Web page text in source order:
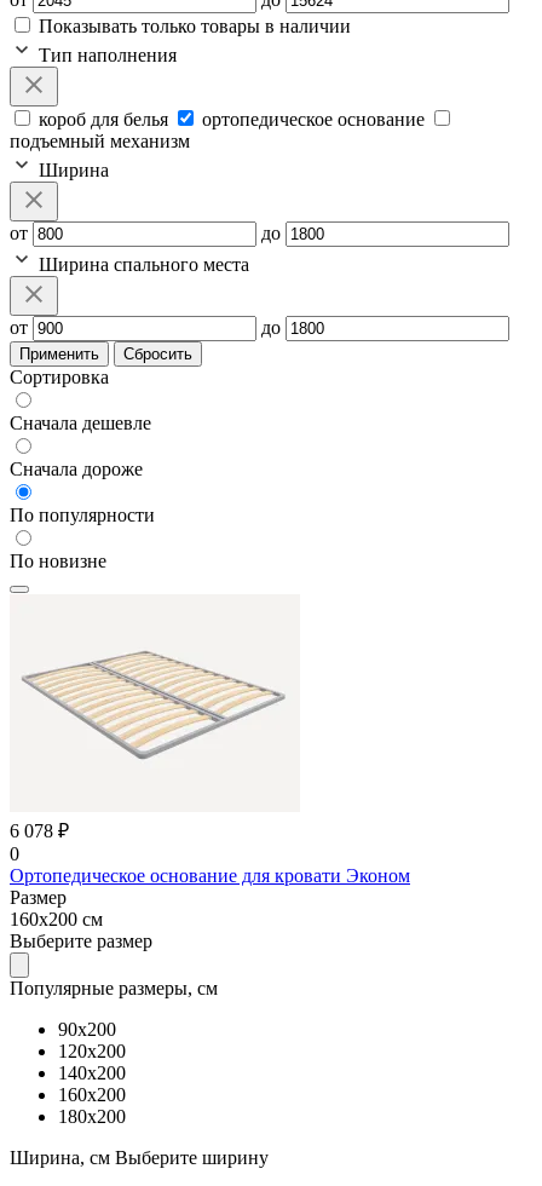
Показывать только товары в наличии
Тип наполнения
короб для белья
ортопедическое основание
подъемный механизм
Ширина
от
до
Ширина спального места
от до
Применить Сбросить
Сортировка
Сначала дешевле
Сначала дороже
По популярности
По новизне
6 078 ₽
0
Ортопедическое основание для кровати Эконом
Размер
160x200 см
Выберите размер
Популярные размеры, см
90x200
120x200
140x200
160x200
180x200
Ширина, см Выберите ширину